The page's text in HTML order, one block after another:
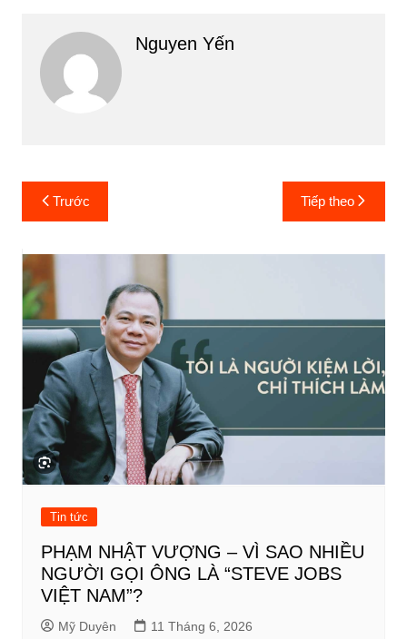
Nguyen Yến
Điều
hướng
bài
viết
Trước Tiếp theo
Tin tức
PHẠM NHẬT VƯỢNG – VÌ SAO NHIỀU
NGƯỜI GỌI ÔNG LÀ “STEVE JOBS
VIỆT NAM”?
Mỹ Duyên 11 Tháng 6, 2026